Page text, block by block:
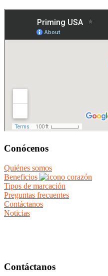
Conócenos
Quiénes somos
Beneficios
Tipos de marcación
Preguntas frecuentes
Contáctanos
Noticias
Contáctanos